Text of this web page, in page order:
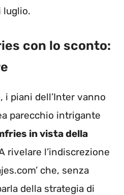
luglio.
con lo sconto:
i piani dell’Inter vanno
parecchio intrigante
in vista della
rivelare l’indiscrezione
che, senza
della strategia di